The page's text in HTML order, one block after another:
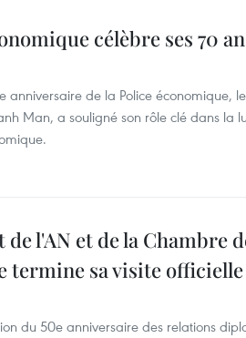
célèbre ses 70
anniversaire de la Police économique,
Man, a souligné son rôle clé dans la
de l'AN et de la Chambre
termine sa visite
du 50e anniversaire des relations